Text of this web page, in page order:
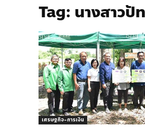
Tag: นางสาว
เศรษฐกิจ-การเงิน